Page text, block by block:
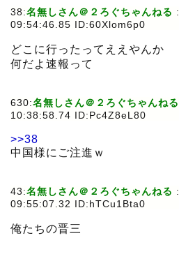
38:名無しさん＠２ろぐちゃんねる :
09:54:46.85 ID:60Xlom6p0
どこに行ったってええやんか
何だよ速報って
630:名無しさん＠２ろぐちゃんねる
10:38:58.74 ID:Pc4Z8eL80
>>38
中国様にご注進ｗ
43:名無しさん＠２ろぐちゃんねる :
09:55:07.32 ID:hTCu1Bta0
俺たちの晋三